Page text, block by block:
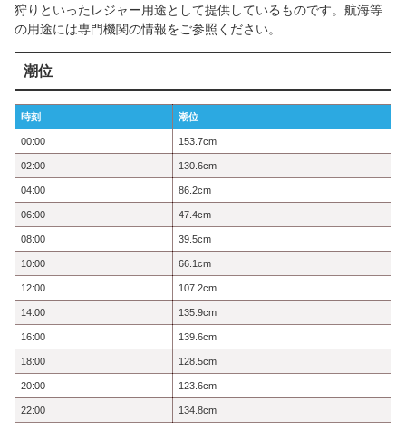
狩りといったレジャー用途として提供しているものです。航海等
の用途には専門機関の情報をご参照ください。
潮位
時刻 潮位
00:00 153.7cm
02:00 130.6cm
04:00 86.2cm
06:00 47.4cm
08:00 39.5cm
10:00 66.1cm
12:00 107.2cm
14:00 135.9cm
16:00 139.6cm
18:00 128.5cm
20:00 123.6cm
22:00 134.8cm